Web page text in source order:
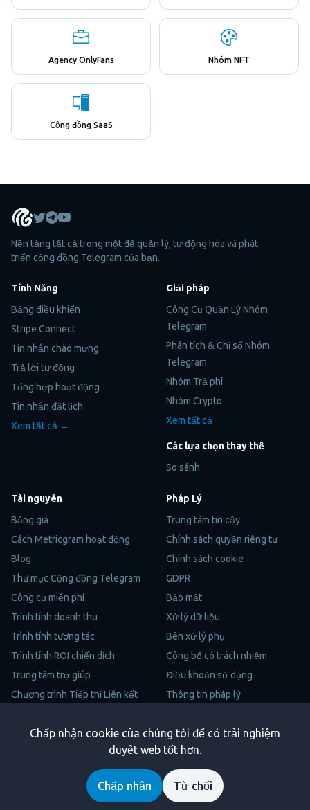
Agency OnlyFans Nhóm NFT
Cộng đồng SaaS
Chấp nhận cookie của chúng tôi để có trải nghiệm
duyệt web tốt hơn.
Chấp nhận Từ chối
Nền tảng tất cả trong một để quản lý, tự động hóa và phát
triển cộng đồng Telegram của bạn.
Tính Năng
Bảng điều khiển
Stripe Connect
Tin nhắn chào mừng
Trả lời tự động
Tổng hợp hoạt động
Tin nhắn đặt lịch
Xem tất cả →
Giải pháp
Công Cụ Quản Lý Nhóm
Telegram
Phân tích & Chỉ số Nhóm
Telegram
Nhóm Trả phí
Nhóm Crypto
Xem tất cả →
Các lựa chọn thay thế
So sánh
Tài nguyên
Bảng giá
Cách Metricgram hoạt động
Blog
Thư mục Cộng đồng Telegram
Công cụ miễn phí
Trình tính doanh thu
Trình tính tương tác
Trình tính ROI chiến dịch
Trung tâm trợ giúp
Chương trình Tiếp thị Liên kết
Trustpilot
Pháp Lý
Trung tâm tin cậy
Chính sách quyền riêng tư
Chính sách cookie
GDPR
Bảo mật
Xử lý dữ liệu
Bên xử lý phụ
Công bố có trách nhiệm
Điều khoản sử dụng
Thông tin pháp lý
Copyright © 2026 Metricgram. Bảo lưu mọi quyền.